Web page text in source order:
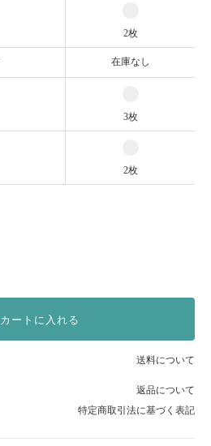
2枚
在庫なし
3枚
2枚
カートに入れる
送料について
返品について
特定商取引法に基づく表記